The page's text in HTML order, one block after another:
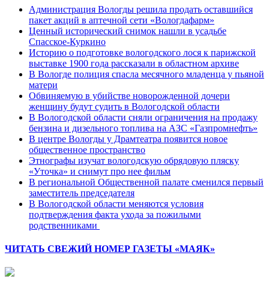
Администрация Вологды решила продать оставшийся
пакет акций в аптечной сети «Вологдафарм»
Ценный исторический снимок нашли в усадьбе
Спасское-Куркино
Историю о подготовке вологодского лося к парижской
выставке 1900 года рассказали в областном архиве
В Вологде полиция спасла месячного младенца у пьяной
матери
Обвиняемую в убийстве новорожденной дочери
женщину будут судить в Вологодской области
В Вологодской области сняли ограничения на продажу
бензина и дизельного топлива на АЗС «Газпромнефть»
В центре Вологды у Драмтеатра появится новое
общественное пространство
Этнографы изучат вологодскую обрядовую пляску
«Уточка» и снимут про нее фильм
В региональной Общественной палате сменился первый
заместитель председателя
В Вологодской области меняются условия
подтверждения факта ухода за пожилыми
родственниками
ЧИТАТЬ СВЕЖИЙ НОМЕР ГАЗЕТЫ «МАЯК»